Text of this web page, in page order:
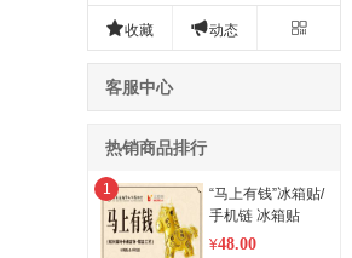
收藏 动态 
客服中心
热销商品排行
1
“马上有钱”冰箱贴/
手机链 冰箱贴
¥48.00